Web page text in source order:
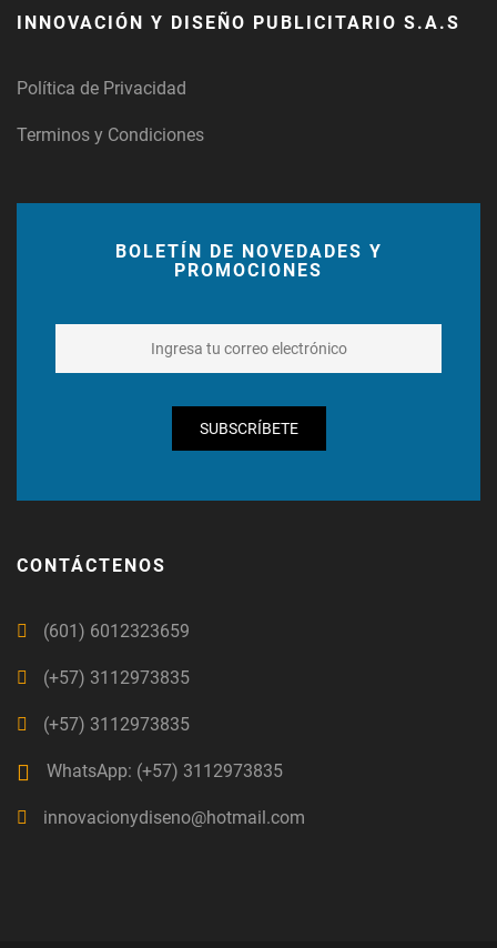
INNOVACIÓN Y DISEÑO PUBLICITARIO S.A.S
Política de Privacidad
Terminos y Condiciones
BOLETÍN DE NOVEDADES Y
PROMOCIONES
SUBSCRÍBETE
CONTÁCTENOS
(601) 6012323659
(+57) 3112973835
(+57) 3112973835
WhatsApp: (+57) 3112973835
innovacionydiseno@hotmail.com